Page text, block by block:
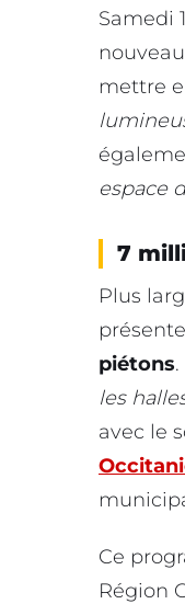
Samedi
mettre
espace
7
Plus
piétons.
les
avec le
Ce
Région